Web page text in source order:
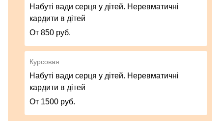
Набуті вади серця у дітей. Неревматичні
кардити в дітей
От 850 руб.
Курсовая
Набуті вади серця у дітей. Неревматичні
кардити в дітей
От 1500 руб.